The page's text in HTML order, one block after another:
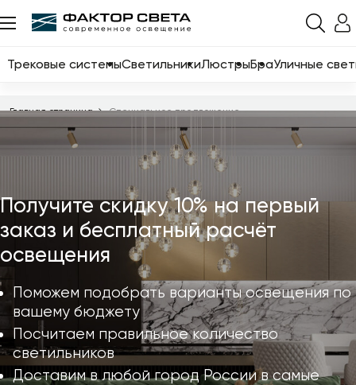
Трековые системыСветильникиЛюстрыБраУличные
Главная страница Специальное предложение
Получите скидку 10% на первый
заказ и бесплатный расчёт
освещения
Поможем подобрать варианты освещения по
вашему бюджету
Посчитаем правильное количество
светильников
Доставим в любой город России в самые
Назад
Каталог
Светильники
Уличные светильники
Электротовары
Торшеры
Настольные лампы
Профили для ленты